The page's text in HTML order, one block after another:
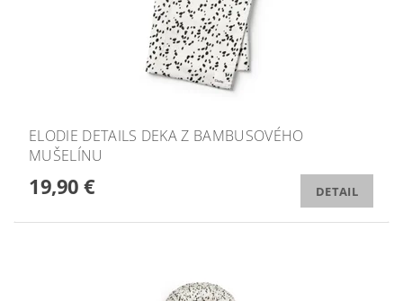
ELODIE DETAILS DEKA Z BAMBUSOVÉHO
MUŠELÍNU
19,90 € DETAIL